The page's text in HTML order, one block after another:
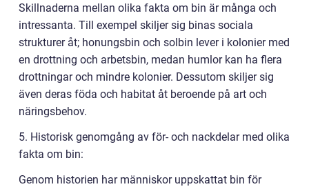
Skillnaderna mellan olika fakta om bin är många och
intressanta. Till exempel skiljer sig binas sociala
strukturer åt; honungsbin och solbin lever i kolonier med
en drottning och arbetsbin, medan humlor kan ha flera
drottningar och mindre kolonier. Dessutom skiljer sig
även deras föda och habitat åt beroende på art och
näringsbehov.
5. Historisk genomgång av för- och nackdelar med olika
fakta om bin:
Genom historien har människor uppskattat bin för